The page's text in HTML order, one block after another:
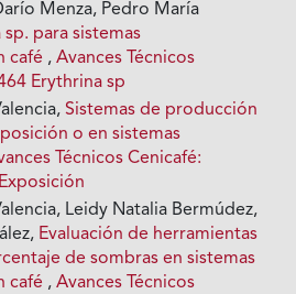
Menza, Pedro María
sp. para sistemas
café ,Avances Técnicos
Erythrina sp
Sistemas de producción
o en sistemas
Técnicos Cenicafé:
Leidy Natalia Bermúdez,
Evaluación de herramientas
de sombras en sistemas
café ,Avances Técnicos